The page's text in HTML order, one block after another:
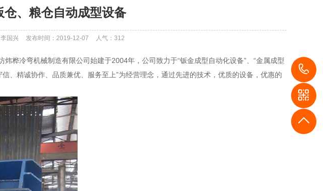
仓、粮仓自动成型设备
国兴 发布时间：2019-12-07 人气： 312
炜桦冷弯机械制造有限公司始建于2004年，公司致力于“钣金成型自动化设备”、“金属成型
、精诚协作、品质兼优、服务至上”为经营理念，通过先进的技术，优质的设备，优惠的